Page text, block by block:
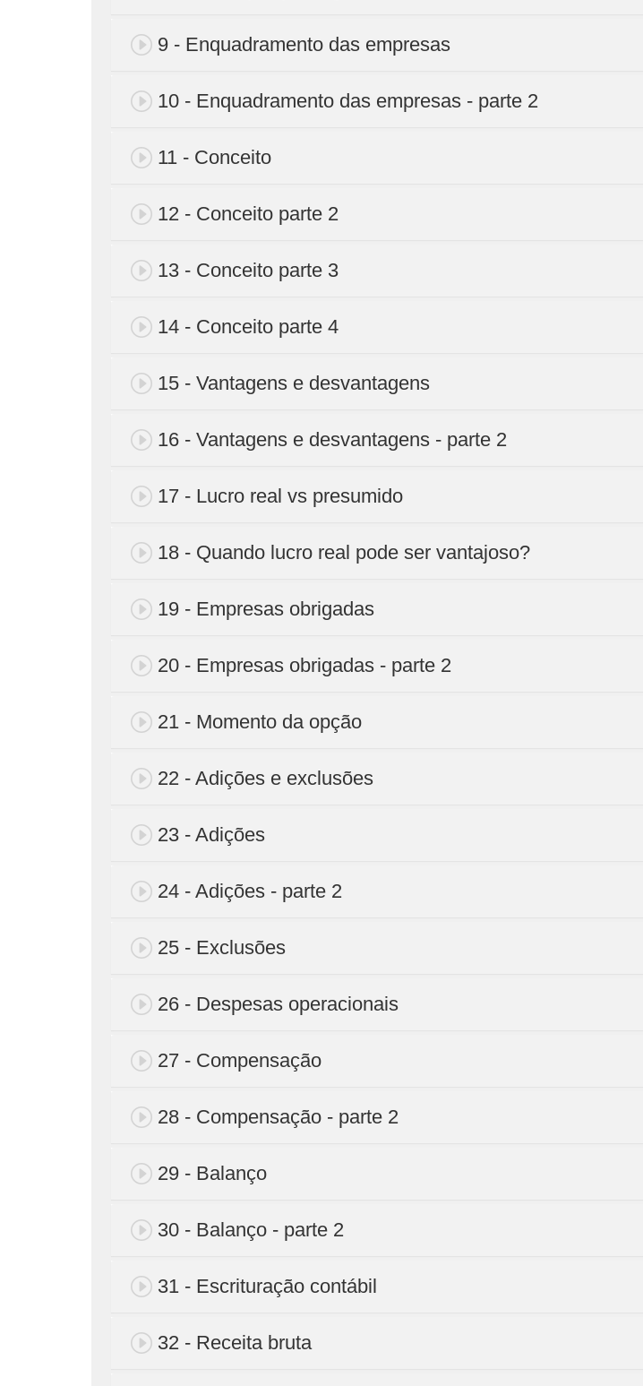
9 - Enquadramento das empresas
10 - Enquadramento das empresas - parte 2
11 - Conceito
12 - Conceito parte 2
13 - Conceito parte 3
14 - Conceito parte 4
15 - Vantagens e desvantagens
16 - Vantagens e desvantagens - parte 2
17 - Lucro real vs presumido
18 - Quando lucro real pode ser vantajoso?
19 - Empresas obrigadas
20 - Empresas obrigadas - parte 2
21 - Momento da opção
22 - Adições e exclusões
23 - Adições
24 - Adições - parte 2
25 - Exclusões
26 - Despesas operacionais
27 - Compensação
28 - Compensação - parte 2
29 - Balanço
30 - Balanço - parte 2
31 - Escrituração contábil
32 - Receita bruta